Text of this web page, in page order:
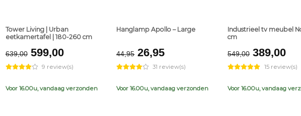
Tower Living | Urban
eetkamertafel | 180-260 cm
639,00 Original
price
was:
€639,00.
599,00Current
price
is:
€599,00.
9 review(s)
Voor 16.00u, vandaag verzonden
Hanglamp Apollo – Large
44,95 Original
price
was:
€44,95.
26,95Current
price
is:
€26,95.
31 review(s)
Voor 16.00u, vandaag verzonden
Industrieel tv meubel
cm
549,00 Original
price
was:
€549,00.
389,00
is:
15 review(s)
Voor 16.00u, vandaag